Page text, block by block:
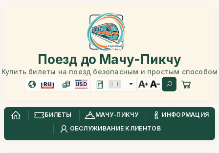
Поезд до Мачу-Пикчу
Купить билеты на поезд безопасным и простым способом
RU USD
БИЛЕТЫ МАЧУ-ПИКЧУ
ИНФОРМАЦИЯ
ОБСЛУЖИВАНИЕ КЛИЕНТОВ